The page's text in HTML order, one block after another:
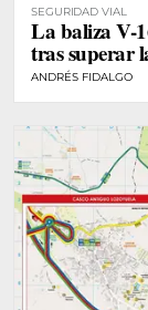
SEGURIDAD VIAL
La baliza V-
tras superar
ANDRÉS FIDALGO